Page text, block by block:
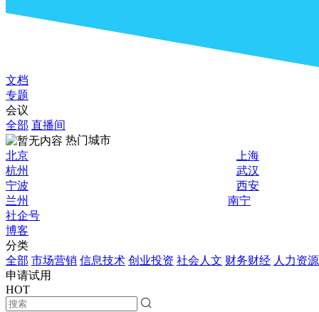
文档
专题
会议
全部 直播间
热门城市
北京
上海
杭州
武汉
宁波
西安
兰州
南宁
社企号
博客
分类
全部 市场营销 信息技术 创业投资 社会人文 财务财经 人力资源
申请试用
HOT